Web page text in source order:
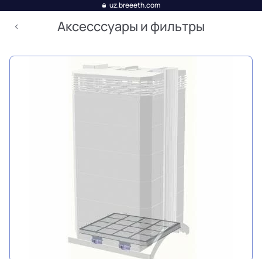
uz.breeeth.com
Аксесссуары и фильтры